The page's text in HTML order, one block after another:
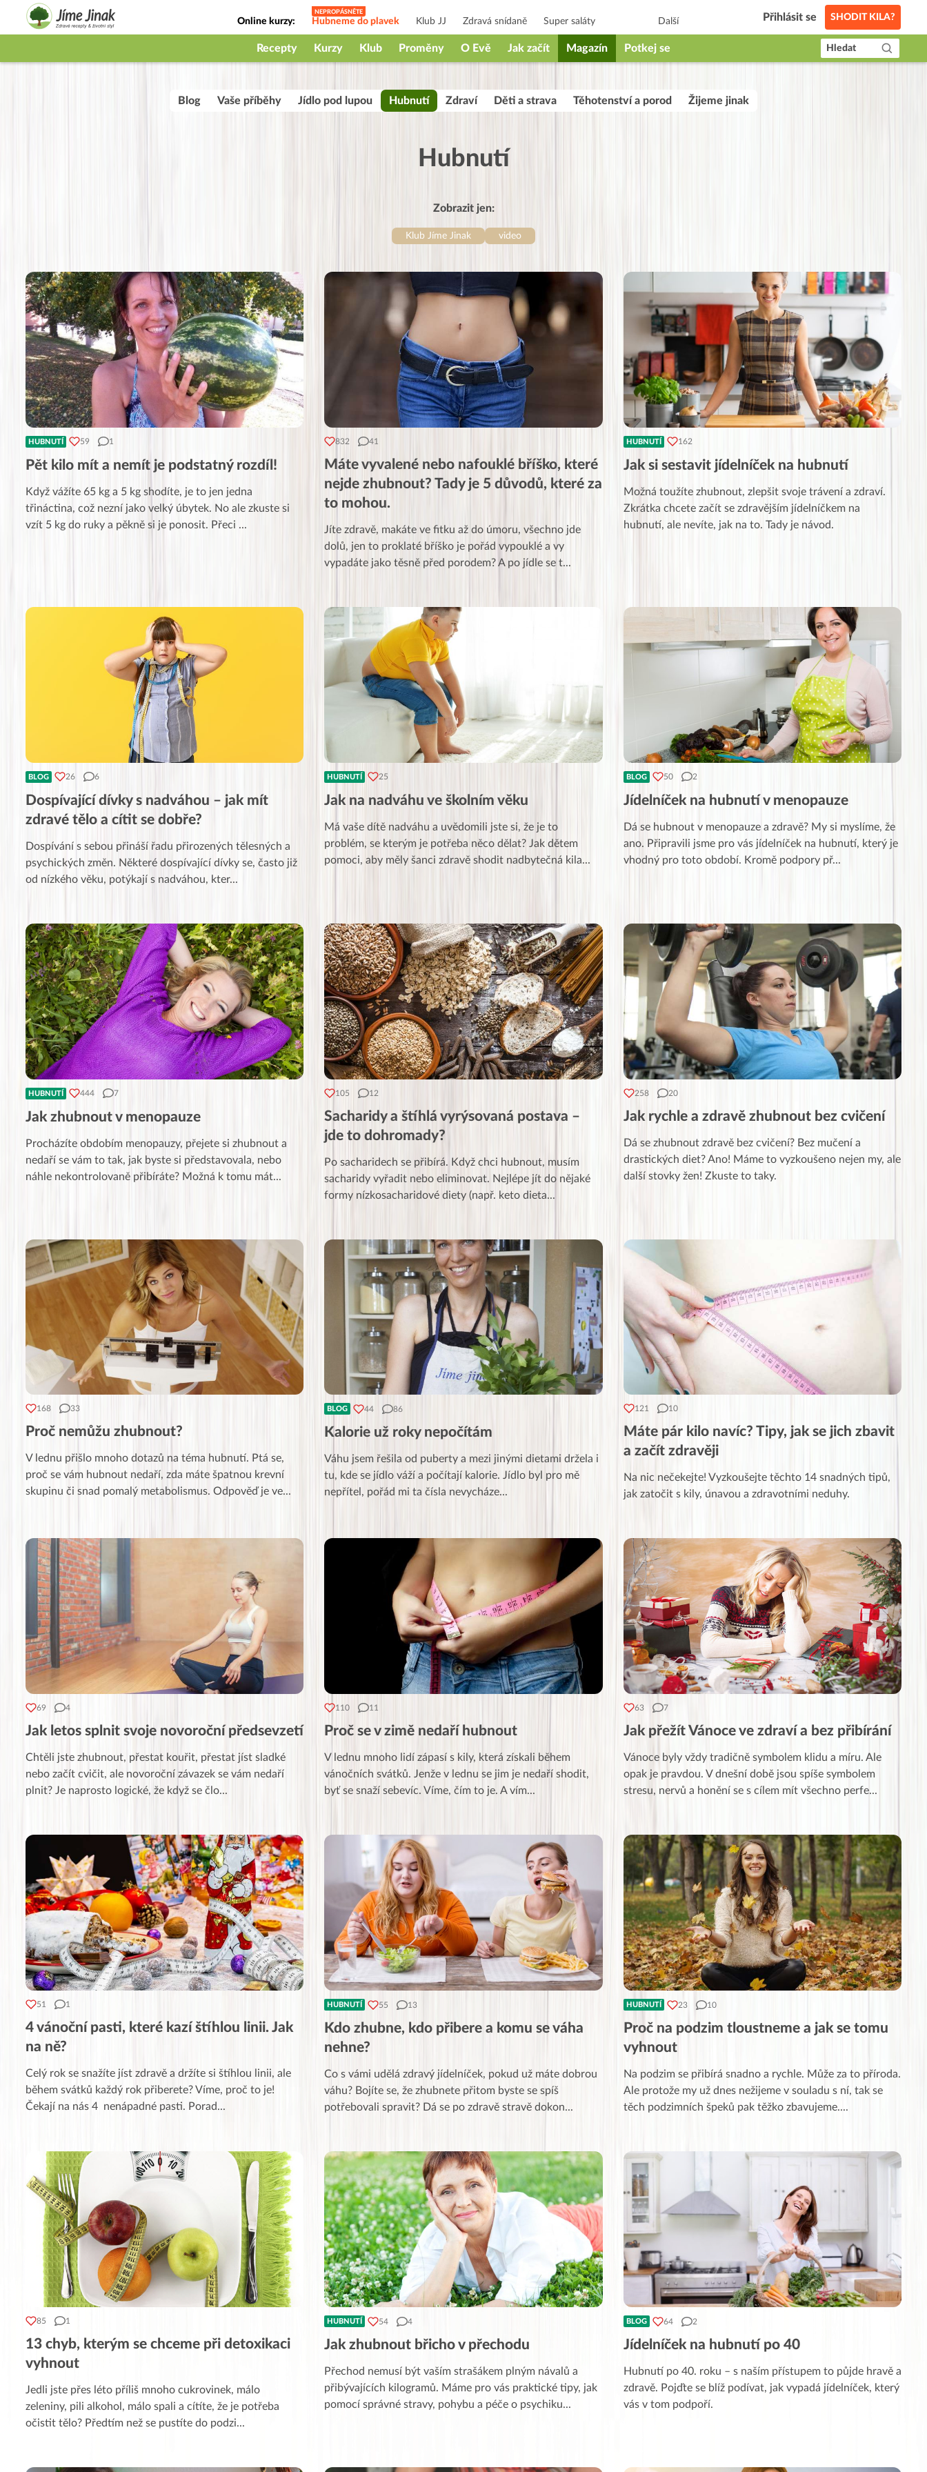
Online kurzy: Hubneme do plavek Klub JJ Zdravá snídaně Super saláty
Jak na babičky
Další Přihlásit se SHODIT KILA?
Recepty Kurzy Klub Proměny O Evě Jak začít Magazín Potkej se Hledat
Blog Vaše příběhy Jídlo pod lupou Hubnutí Zdraví Děti a strava Těhotenství a porod Žijeme jinak
Hubnutí
Zobrazit jen:
Klub Jíme Jinak video
HUBNUTÍ 59 1
Pět kilo mít a nemít je podstatný rozdíl!
Když vážíte 65 kg a 5 kg shodíte, je to jen jedna
třináctina, což nezní jako velký úbytek. No ale zkuste si
vzít 5 kg do ruky a pěkně si je ponosit. Přeci ...
832 41
Máte vyvalené nebo nafouklé bříško, které
nejde zhubnout? Tady je 5 důvodů, které za
to mohou.
Jíte zdravě, makáte ve fitku až do úmoru, všechno jde
dolů, jen to proklaté bříško je pořád vypouklé a vy
vypadáte jako těsně před porodem? A po jídle se t...
HUBNUTÍ 162
Jak si sestavit jídelníček na hubnutí
Možná toužíte zhubnout, zlepšit svoje trávení a zdraví.
Zkrátka chcete začít se zdravějším jídelníčkem na
hubnutí, ale nevíte, jak na to. Tady je návod.
BLOG 26 6
Dospívající dívky s nadváhou – jak mít
zdravé tělo a cítit se dobře?
Dospívání s sebou přináší řadu přirozených tělesných a
psychických změn. Některé dospívající dívky se, často již
od nízkého věku, potýkají s nadváhou, kter...
HUBNUTÍ 25
Jak na nadváhu ve školním věku
Má vaše dítě nadváhu a uvědomili jste si, že je to
problém, se kterým je potřeba něco dělat? Jak dětem
pomoci, aby měly šanci zdravě shodit nadbytečná kila...
BLOG 50 2
Jídelníček na hubnutí v menopauze
Dá se hubnout v menopauze a zdravě? My si myslíme, že
ano. Připravili jsme pro vás jídelníček na hubnutí, který je
vhodný pro toto období. Kromě podpory př...
HUBNUTÍ 444 7
Jak zhubnout v menopauze
Procházíte obdobím menopauzy, přejete si zhubnout a
nedaří se vám to tak, jak byste si představovala, nebo
náhle nekontrolovaně přibíráte? Možná k tomu mát...
105 12
Sacharidy a štíhlá vyrýsovaná postava –
jde to dohromady?
Po sacharidech se přibírá. Když chci hubnout, musím
sacharidy vyřadit nebo eliminovat. Nejlépe jít do nějaké
formy nízkosacharidové diety (např. keto dieta...
258 20
Jak rychle a zdravě zhubnout bez cvičení
Dá se zhubnout zdravě bez cvičení? Bez mučení a
drastických diet? Ano! Máme to vyzkoušeno nejen my, ale
další stovky žen! Zkuste to taky.
168 33
Proč nemůžu zhubnout?
V lednu přišlo mnoho dotazů na téma hubnutí. Ptá se,
proč se vám hubnout nedaří, zda máte špatnou krevní
skupinu či snad pomalý metabolismus. Odpověď je ve...
BLOG 44 86
Kalorie už roky nepočítám
Váhu jsem řešila od puberty a mezi jinými dietami držela i
tu, kde se jídlo váží a počítají kalorie. Jídlo byl pro mě
nepřítel, pořád mi ta čísla nevycháze...
121 10
Máte pár kilo navíc? Tipy, jak se jich zbavit
a začít zdravěji
Na nic nečekejte! Vyzkoušejte těchto 14 snadných tipů,
jak zatočit s kily, únavou a zdravotními neduhy.
69 4
Jak letos splnit svoje novoroční předsevzetí
Chtěli jste zhubnout, přestat kouřit, přestat jíst sladké
nebo začít cvičit, ale novoroční závazek se vám nedaří
plnit? Je naprosto logické, že když se člo...
110 11
Proč se v zimě nedaří hubnout
V lednu mnoho lidí zápasí s kily, která získali během
vánočních svátků. Jenže v lednu se jim je nedaří shodit,
byť se snaží sebevíc. Víme, čím to je. A vím...
63 7
Jak přežít Vánoce ve zdraví a bez přibírání
Vánoce byly vždy tradičně symbolem klidu a míru. Ale
opak je pravdou. V dnešní době jsou spíše symbolem
stresu, nervů a honění se s cílem mít všechno perfe...
51 1
4 vánoční pasti, které kazí štíhlou linii. Jak
na ně?
Celý rok se snažíte jíst zdravě a držíte si štíhlou linii, ale
během svátků každý rok přiberete? Víme, proč to je!
Čekají na nás 4 nenápadné pasti. Porad...
HUBNUTÍ 55 13
Kdo zhubne, kdo přibere a komu se váha
nehne?
Co s vámi udělá zdravý jídelníček, pokud už máte dobrou
váhu? Bojíte se, že zhubnete přitom byste se spíš
potřebovali spravit? Dá se po zdravě stravě dokon...
HUBNUTÍ 23 10
Proč na podzim tloustneme a jak se tomu
vyhnout
Na podzim se přibírá snadno a rychle. Může za to příroda.
Ale protože my už dnes nežijeme v souladu s ní, tak se
těch podzimních špeků pak těžko zbavujeme....
85 1
13 chyb, kterým se chceme při detoxikaci
vyhnout
Jedli jste přes léto příliš mnoho cukrovinek, málo
zeleniny, pili alkohol, málo spali a cítíte, že je potřeba
očistit tělo? Předtím než se pustíte do podzi...
HUBNUTÍ 54 4
Jak zhubnout břicho v přechodu
Přechod nemusí být vaším strašákem plným návalů a
přibývajících kilogramů. Máme pro vás praktické tipy, jak
pomocí správné stravy, pohybu a péče o psychiku...
BLOG 64 2
Jídelníček na hubnutí po 40
Hubnutí po 40. roku – s naším přístupem to půjde hravě a
zdravě. Pojďte se blíž podívat, jak vypadá jídelníček, který
vás v tom podpoří.